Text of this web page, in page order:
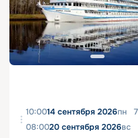
10:0014 сентября 2026пн 7
08:0020 сентября 2026вс